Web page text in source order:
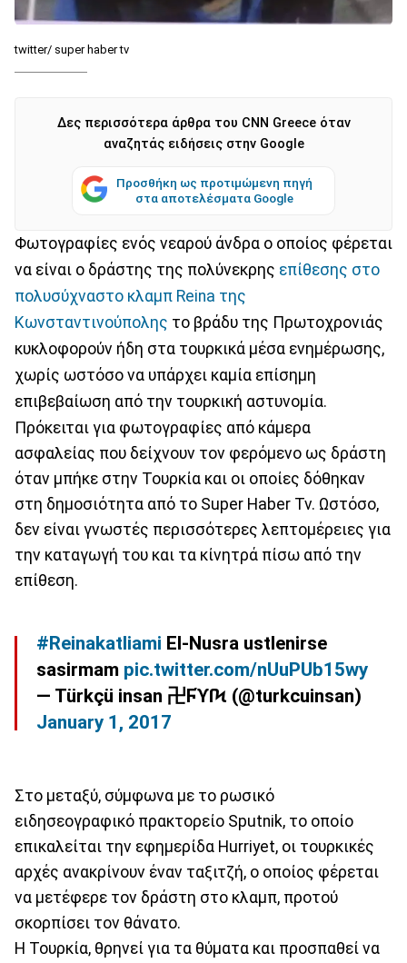
twitter/ super haber tv
Δες περισσότερα άρθρα του CNN Greece όταν
αναζητάς ειδήσεις στην Google
Προσθήκη ως προτιμώμενη πηγή
στα αποτελέσματα Google
Φωτογραφίες ενός νεαρού άνδρα ο οποίος φέρεται
να είναι ο δράστης της πολύνεκρης επίθεσης στο
πολυσύχναστο κλαμπ Reina της
Κωνσταντινούπολης το βράδυ της Πρωτοχρονιάς
κυκλοφορούν ήδη στα τουρκικά μέσα ενημέρωσης,
χωρίς ωστόσο να υπάρχει καμία επίσημη
επιβεβαίωση από την τουρκική αστυνομία.
Πρόκειται για φωτογραφίες από κάμερα
ασφαλείας που δείχνουν τον φερόμενο ως δράστη
όταν μπήκε στην Τουρκία και οι οποίες δόθηκαν
στη δημοσιότητα από το Super Haber Tv. Ωστόσο,
δεν είναι γνωστές περισσότερες λεπτομέρειες για
την καταγωγή του και τα κίνητρά πίσω από την
επίθεση.
#Reinakatliami El-Nusra ustlenirse
sasirmam pic.twitter.com/nUuPUb15wy
— Türkçü insan 卍ϜϓſϞ (@turkcuinsan)
January 1, 2017
Στο μεταξύ, σύμφωνα με το ρωσικό
ειδησεογραφικό πρακτορείο Sputnik, το οποίο
επικαλείται την εφημερίδα Hurriyet, οι τουρκικές
αρχές ανακρίνουν έναν ταξιτζή, ο οποίος φέρεται
να μετέφερε τον δράστη στο κλαμπ, προτού
σκορπίσει τον θάνατο.
Η Τουρκία, θρηνεί για τα θύματα και προσπαθεί να